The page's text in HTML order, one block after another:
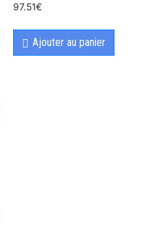
97.51€
Ajouter au panier